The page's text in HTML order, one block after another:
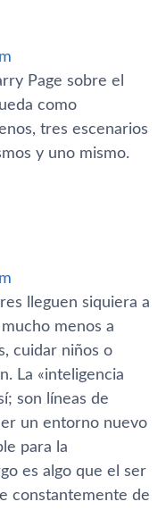
Page sobre el
como
tres escenarios
y uno mismo.
lleguen siquiera a
menos a
cuidar niños o
La «inteligencia
son lí­neas de
un entorno nuevo
para la
es algo que el ser
constantemente de